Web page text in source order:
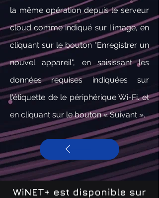
la même opération depuis le serveur
cloud comme indiqué sur l'image, en
cliquant sur le bouton "Enregistrer un
nouvel appareil", en saisissant les
données requises indiquées sur
l'étiquette de le périphérique Wi-Fi. et
en cliquant sur le bouton « Suivant ».
WiNET+ est disponible sur